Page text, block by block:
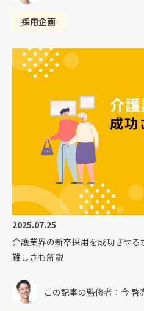
採用企画
2025.07.25
介護業界の新卒採用を成功させ
難しさも解説
この記事の監修者：今 啓